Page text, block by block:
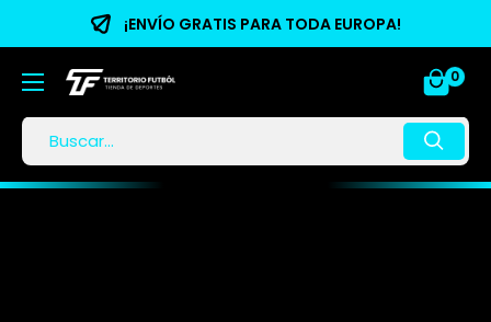
¡ENVÍO GRATIS PARA TODA EUROPA!
0